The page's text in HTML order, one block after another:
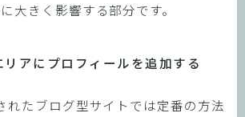
大きく影響する部分です。
リアにプロフィールを追加する
れたブログ型サイトでは定番の方法